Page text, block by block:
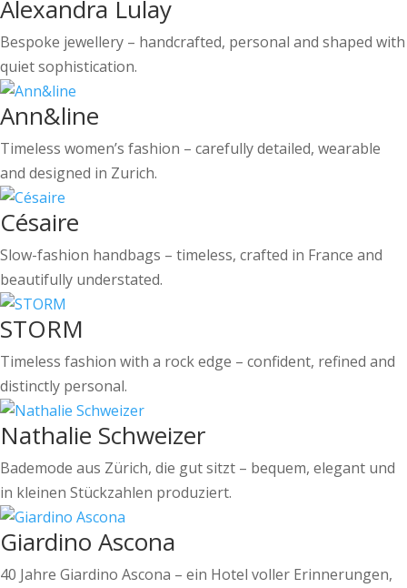
Alexandra Lulay
Bespoke jewellery – handcrafted, personal and shaped with
quiet sophistication.
Ann&line
Timeless women’s fashion – carefully detailed, wearable
and designed in Zurich.
Césaire
Slow-fashion handbags – timeless, crafted in France and
beautifully understated.
STORM
Timeless fashion with a rock edge – confident, refined and
distinctly personal.
Nathalie Schweizer
Bademode aus Zürich, die gut sitzt – bequem, elegant und
in kleinen Stückzahlen produziert.
Giardino Ascona
40 Jahre Giardino Ascona – ein Hotel voller Erinnerungen,